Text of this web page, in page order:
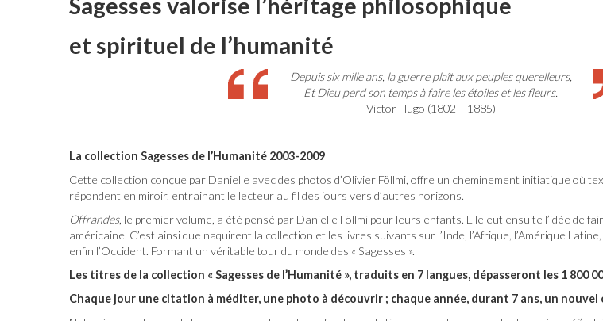
Sagesses valorise l’héritage philosophique
et spirituel de l’humanité
Depuis six mille ans, la guerre plaît aux peuples querelleurs,
Et Dieu perd son temps à faire les étoiles et les fleurs.
Victor Hugo (1802 – 1885)
La collection Sagesses de l’Humanité 2003-2009
Cette collection conçue par Danielle avec des photos d’Olivier Föllmi, offre un cheminement initiatique où
répondent en miroir, entrainant le lecteur au fil des jours vers d’autres horizons.
Offrandes, le premier volume, a été pensé par Danielle Föllmi pour leurs enfants. Elle eut ensuite l’idée de
américaine. C’est ainsi que naquirent la collection et les livres suivants sur l’Inde, l’Afrique, l’Amérique
enfin l’Occident. Formant un véritable tour du monde des « Sagesses ».
Les titres de la collection « Sagesses de l’Humanité », traduits en 7 langues, dépasseront les 1 800
Chaque jour une citation à méditer, une photo à découvrir ; chaque année, durant 7 ans, un nouvel